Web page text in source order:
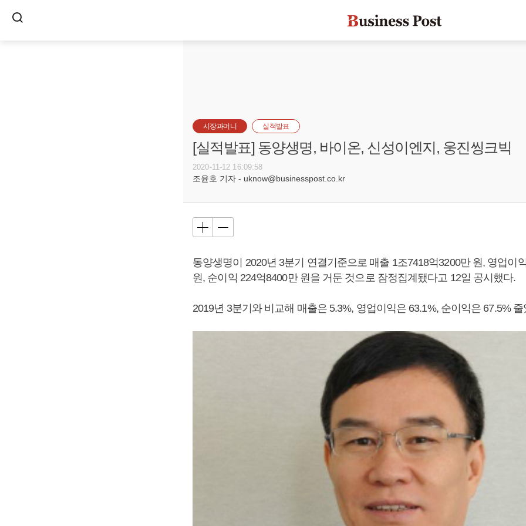
시장과머니 실적발표
[실적발표] 동양생명, 바이온, 신성이엔지, 웅진씽크빅
2020-11-12 16:09:58
조윤호 기자 - uknow@businesspost.co.kr
동양생명이 2020년 3분기 연결기준으로 매출 1조7418억3200만 원, 영업이
원, 순이익 224억8400만 원을 거둔 것으로 잠정집계됐다고 12일 공시했다.
2019년 3분기와 비교해 매출은 5.3%, 영업이익은 63.1%, 순이익은 67.5% 줄